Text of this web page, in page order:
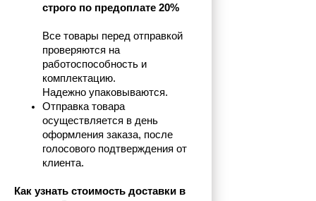
строго по предоплате 20%
Все товары перед отправкой
проверяются на
работоспособность и
комплектацию.
Надежно упаковываются.
Отправка товара
осуществляется в день
оформления заказа, после
голосового подтверждения от
клиента.
Как узнать стоимость доставки в